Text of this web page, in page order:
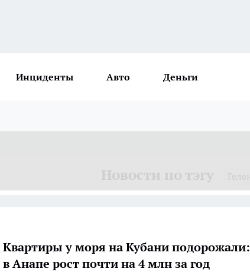
Инциденты Авто Деньги
Квартиры у моря на Кубани подорожали:
в Анапе рост почти на 4 млн за год